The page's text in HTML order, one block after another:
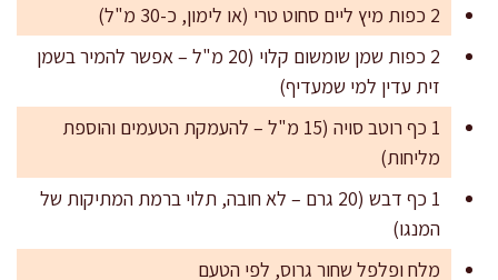
2 כפות מיץ ליים סחוט טרי (או לימון, כ-30 מ"ל)
2 כפות שמן שומשום קלוי (20 מ"ל – אפשר להמיר בשמן
זית עדין למי שמעדיף)
1 כף רוטב סויה (15 מ"ל – להעמקת הטעמים והוספת
מליחות)
1 כף דבש (20 גרם – לא חובה, תלוי ברמת המתיקות של
המנגו)
מלח ופלפל שחור גרוס, לפי הטעם